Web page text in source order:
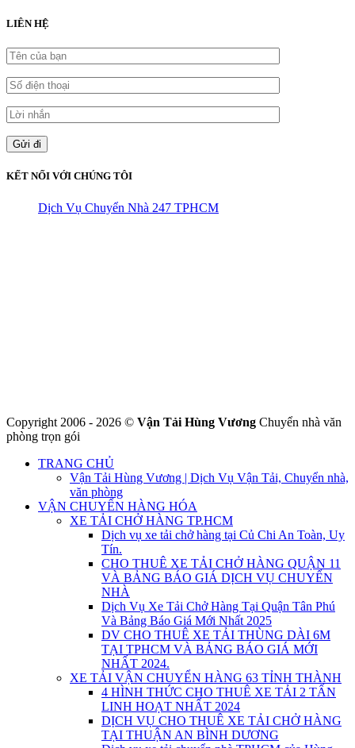
LIÊN HỆ
KẾT NỐI VỚI CHÚNG TÔI
Dịch Vụ Chuyển Nhà 247 TPHCM
Copyright 2006 - 2026 © Vận Tải Hùng Vương Chuyển nhà văn
phòng trọn gói
TRANG CHỦ
Vận Tải Hùng Vương | Dịch Vụ Vận Tải, Chuyển nhà,
văn phòng
VẬN CHUYỂN HÀNG HÓA
XE TẢI CHỞ HÀNG TP.HCM
Dịch vụ xe tải chở hàng tại Củ Chi An Toàn, Uy
Tín.
CHO THUÊ XE TẢI CHỞ HÀNG QUẬN 11
VÀ BẢNG BÁO GIÁ DỊCH VỤ CHUYỂN
NHÀ
Dịch Vụ Xe Tải Chở Hàng Tại Quận Tân Phú
Và Bảng Báo Giá Mới Nhất 2025
DV CHO THUÊ XE TẢI THÙNG DÀI 6M
TẠI TPHCM VÀ BẢNG BÁO GIÁ MỚI
NHẤT 2024.
XE TẢI VẬN CHUYỂN HÀNG 63 TỈNH THÀNH
4 HÌNH THỨC CHO THUÊ XE TẢI 2 TẤN
LINH HOẠT NHẤT 2024
DỊCH VỤ CHO THUÊ XE TẢI CHỞ HÀNG
TẠI THUẬN AN BÌNH DƯƠNG